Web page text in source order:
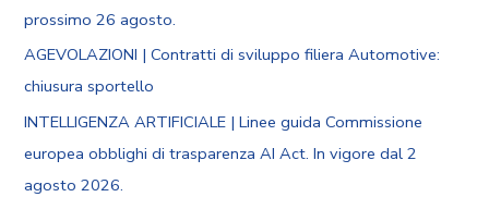
prossimo 26 agosto.
AGEVOLAZIONI | Contratti di sviluppo filiera Automotive:
chiusura sportello
INTELLIGENZA ARTIFICIALE | Linee guida Commissione
europea obblighi di trasparenza AI Act. In vigore dal 2
agosto 2026.